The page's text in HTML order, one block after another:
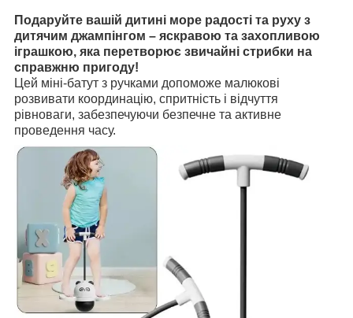
Подаруйте вашій дитині море радості та руху з
дитячим джампінгом – яскравою та захопливою
іграшкою, яка перетворює звичайні стрибки на
справжню пригоду!
Цей міні-батут з ручками допоможе малюкові
розвивати координацію, спритність і відчуття
рівноваги, забезпечуючи безпечне та активне
проведення часу.